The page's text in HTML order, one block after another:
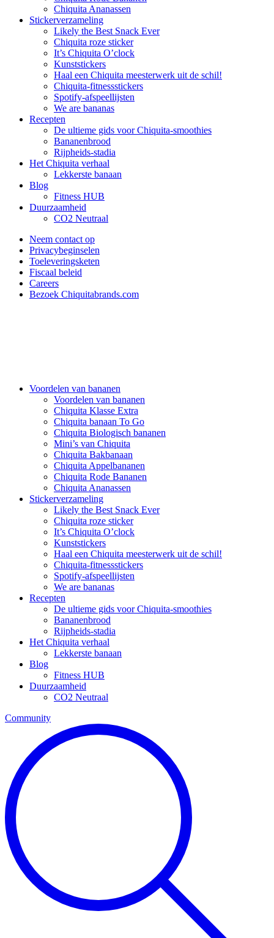
Chiquita Ananassen
Stickerverzameling
Likely the Best Snack Ever
Chiquita roze sticker
It’s Chiquita O’clock
Kunststickers
Haal een Chiquita meesterwerk uit de schil!
Chiquita-fitnessstickers
Spotify-afspeellijsten
We are bananas
Recepten
De ultieme gids voor Chiquita-smoothies
Bananenbrood
Rijpheids-stadia
Het Chiquita verhaal
Lekkerste banaan
Blog
Fitness HUB
Duurzaamheid
CO2 Neutraal
Neem contact op
Privacybeginselen
Toeleveringsketen
Fiscaal beleid
Careers
Bezoek Chiquitabrands.com
Voordelen van bananen
Voordelen van bananen
Chiquita Klasse Extra
Chiquita banaan To Go
Chiquita Biologisch bananen
Mini’s van Chiquita
Chiquita Bakbanaan
Chiquita Appelbananen
Chiquita Rode Bananen
Chiquita Ananassen
Stickerverzameling
Likely the Best Snack Ever
Chiquita roze sticker
It’s Chiquita O’clock
Kunststickers
Haal een Chiquita meesterwerk uit de schil!
Chiquita-fitnessstickers
Spotify-afspeellijsten
We are bananas
Recepten
De ultieme gids voor Chiquita-smoothies
Bananenbrood
Rijpheids-stadia
Het Chiquita verhaal
Lekkerste banaan
Blog
Fitness HUB
Duurzaamheid
CO2 Neutraal
Community